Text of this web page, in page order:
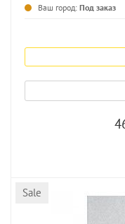
Ваш город: Под заказ
Sale